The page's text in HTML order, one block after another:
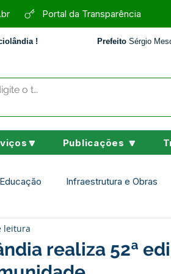
Portal da Transparência
! Prefeito Sérgio
Publicações 🔽
Educação Infraestrutura e Obras
Desporto Cultura e Lazer
realiza 52ª
leitura